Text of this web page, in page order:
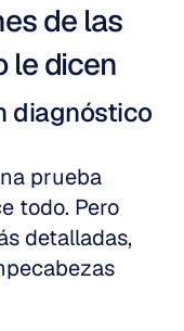
de las
le dicen
diagnóstico
prueba
todo. Pero
detalladas,